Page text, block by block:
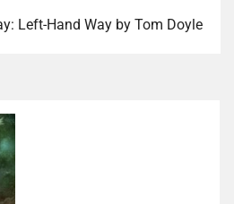
Left-Hand Way by Tom Doyle